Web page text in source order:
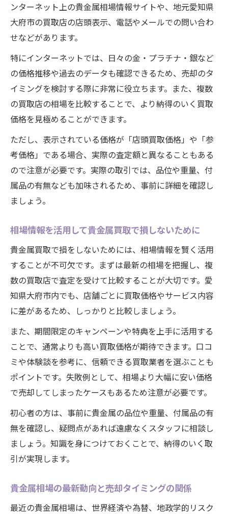
ンターネット上の貴金属相場情報サイトや、地元愛知県
大府市の買取店の店頭表示、電話やメールでの問い合わ
せなどがあります。
特にインターネットでは、日々の金・プラチナ・銀など
の価格推移や過去のデータも確認できるため、売却のタ
イミングを検討する際に非常に役立ちます。また、複数
の買取店の相場を比較することで、より納得のいく買取
価格を見極めることができます。
ただし、表示されている価格が「店頭買取価格」や「参
考価格」である場合、実際の査定額と異なることもある
ので注意が必要です。実際の取引では、品位や重量、付
属品の有無なども加味されるため、事前に詳細を確認し
ましょう。
相場情報を活用して貴金属買取で損しないために
貴金属買取で損をしないためには、相場情報を賢く活用
することが不可欠です。まずは最新の相場を把握し、複
数の買取店で査定を受けて比較することが大切です。愛
知県大府市内でも、店舗ごとに買取価格やサービス内容
に差があるため、しっかりと比較しましょう。
また、期間限定のキャンペーンや特典を上手に活用する
ことで、通常よりも高い買取価格が期待できます。口コ
ミや体験談を参考に、信頼できる買取業者を選ぶことも
ポイントです。失敗例として、相場より大幅に安い価格
で売却してしまったケースもあるため注意が必要です。
初心者の方は、事前に貴金属の品位や重量、付属品の有
無を確認し、疑問点があれば遠慮なくスタッフに相談し
ましょう。知識を身につけておくことで、納得のいく取
引が実現します。
貴金属相場の最新動向と売却タイミングの関係
最近の貴金属相場は、世界経済や為替、地政学的リスク